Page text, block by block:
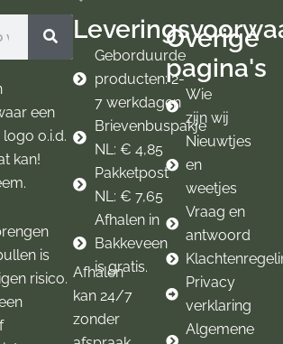
g
a
een
o.i.d.
kan!
is
risico.
Geborduurde
producten: 2-
7 werkdagen
Brievenbuspakje
NL: € 4,85
Pakketpost
NL: € 7,65
Afhalen in
Bakkeveen
is gratis.
Afhalen
kan 24/7
zonder
Overige
pagina's
Wie
zijn wij
Nieuwtjes
en
weetjes
Vraag en
antwoord
Privacy
verklaring
Algemene